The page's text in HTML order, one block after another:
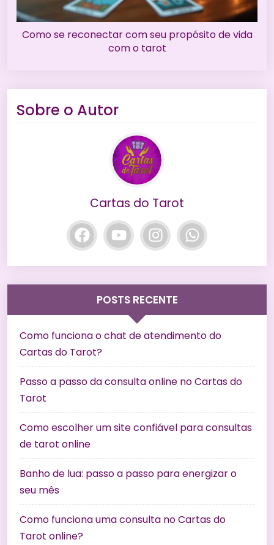
Como se reconectar com seu propósito de vida
com o tarot
Sobre o Autor
Cartas do Tarot
POSTS RECENTE
Como funciona o chat de atendimento do
Cartas do Tarot?
Passo a passo da consulta online no Cartas do
Tarot
Como escolher um site confiável para consultas
de tarot online
Banho de lua: passo a passo para energizar o
seu mês
Como funciona uma consulta no Cartas do
Tarot online?